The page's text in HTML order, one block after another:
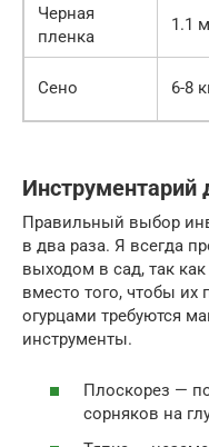
Черная
пленка
1.1
Сено 6-8
Инструментарий
Правильный выбор
в два раза. Я всегда
выходом в сад, так
вместо того, чтобы их
огурцами требуются
инструменты.
Плоскорез —
сорняков на